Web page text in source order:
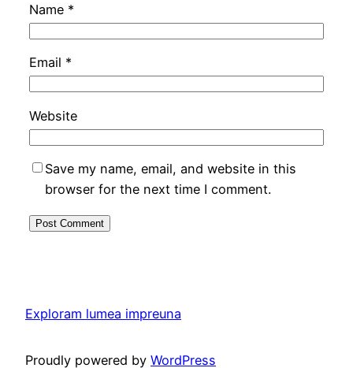
Name *
Email *
Website
Save my name, email, and website in this
browser for the next time I comment.
Exploram lumea impreuna
Proudly powered by WordPress